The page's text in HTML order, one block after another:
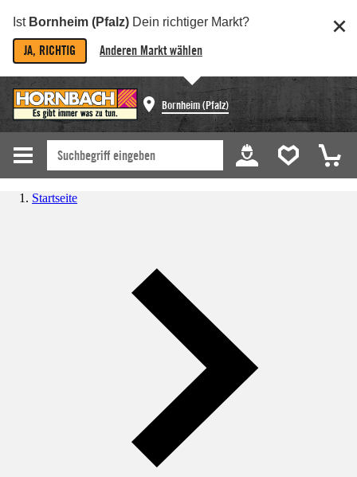
Ist Bornheim (Pfalz) Dein richtiger Markt?
JA, RICHTIG Anderen Markt wählen
Bornheim (Pfalz)
Startseite